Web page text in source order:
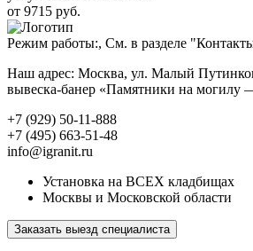
от 9715 руб.
Режим работы:, См. в разделе
Наш адрес: Москва, ул. Малый
вывеска-банер «Памятники на могилу
+7 (929) 50-11-888
+7 (495) 663-51-48
info@igranit.ru
Установка на ВСЕХ кладбищах
Москвы и Московской области
Заказать выезд специалиста